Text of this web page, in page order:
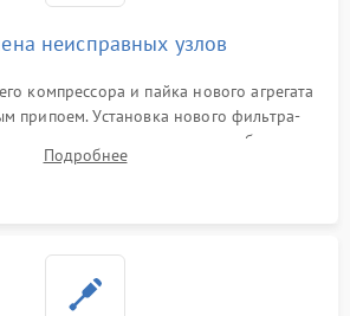
неисправных узлов
компрессора и пайка нового агрегата
припоем. Установка нового фильтра-
изношенных вентиляторов обдува,
или поврежденных дверных петель.
Подробнее